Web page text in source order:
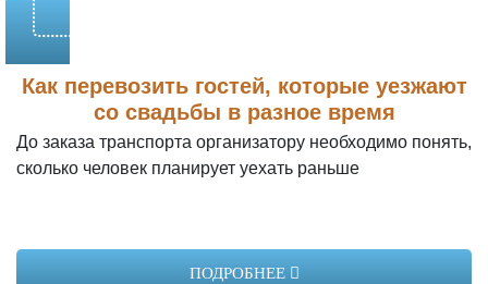
Yutong ZK6122
Как перевозить гостей, которые уезжают
со свадьбы в разное время
До заказа транспорта организатору необходимо понять,
сколько человек планирует уехать раньше
ПОДРОБНЕЕ